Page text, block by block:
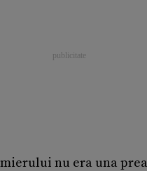
nu era una